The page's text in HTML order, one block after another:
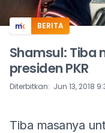
BERITA
Shamsul: Tiba
presiden PKR
Diterbitkan: Jun 13, 2018
Tiba masanya